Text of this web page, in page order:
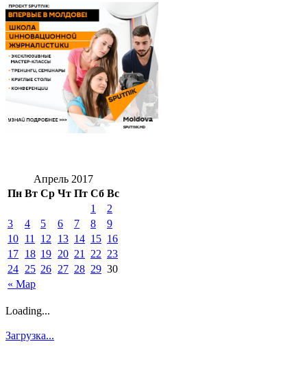
Апрель 2017
Пн Вт Ср Чт Пт Сб Вс
« Мар
1
2
3
4 5 6 7 8
9
10 11 12 13 14 15 16
17 18 19 20 21 22 23
24 25 26 27 28 29 30
Loading...
Загрузка...